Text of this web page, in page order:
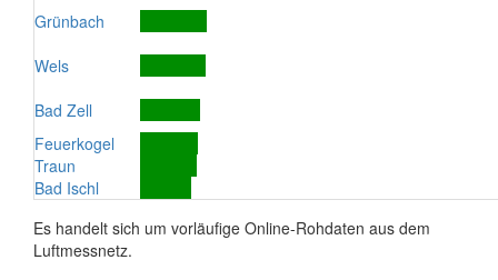
Grünbach
Wels
Bad Zell
Feuerkogel
Traun
Bad Ischl
Es handelt sich um vorläufige Online-Rohdaten aus dem
Luftmessnetz.